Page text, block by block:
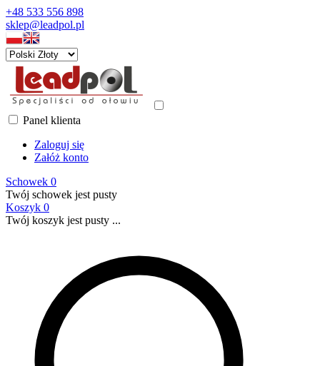
+48 533 556 898
sklep@leadpol.pl
Panel klienta
Zaloguj się
Załóż konto
Schowek 0
Twój schowek jest pusty
Koszyk 0
Twój koszyk jest pusty ...